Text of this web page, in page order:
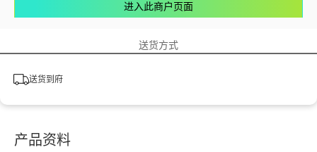
进入此商户页面
送货方式
送货到府
产品资料